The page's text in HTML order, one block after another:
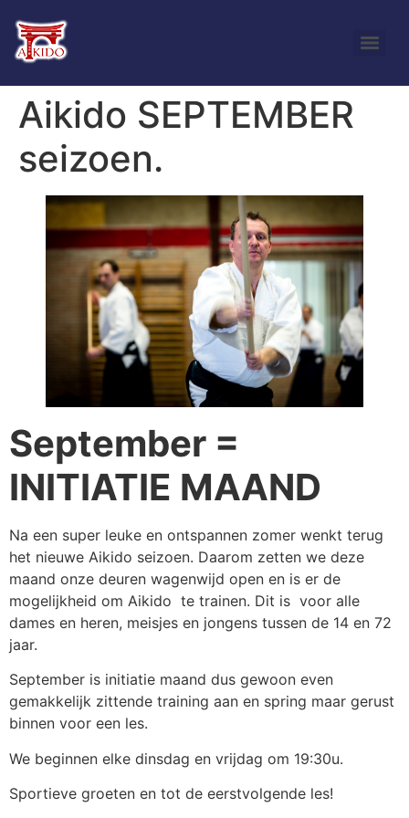
Aikido SEPTEMBER
seizoen.
September =
INITIATIE MAAND
Na een super leuke en ontspannen zomer wenkt terug
het nieuwe Aikido seizoen. Daarom zetten we deze
maand onze deuren wagenwijd open en is er de
mogelijkheid om Aikido te trainen. Dit is voor alle
dames en heren, meisjes en jongens tussen de 14 en 72
jaar.
September is initiatie maand dus gewoon even
gemakkelijk zittende training aan en spring maar gerust
binnen voor een les.
We beginnen elke dinsdag en vrijdag om 19:30u.
Sportieve groeten en tot de eerstvolgende les!